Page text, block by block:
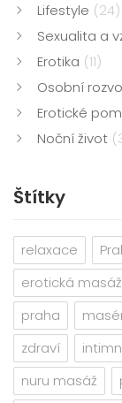
Lifestyle (24)
Sexualita a
Erotika (11)
Osobní
Erotické
Noční život
Štítky
relaxace
erotická masáž
praha
zdraví
nuru masáž